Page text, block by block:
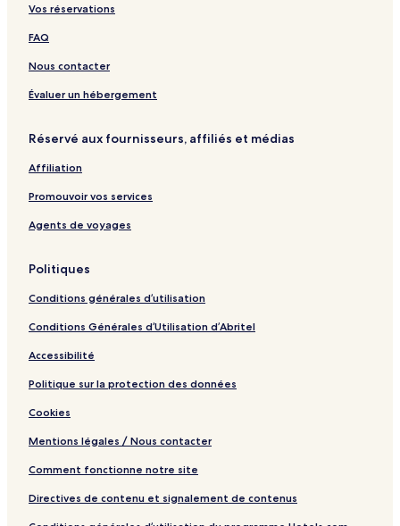
Vos réservations
FAQ
Nous contacter
Évaluer un hébergement
Réservé aux fournisseurs, affiliés et médias
Affiliation
Promouvoir vos services
Agents de voyages
Politiques
Conditions générales d’utilisation
Conditions Générales d’Utilisation d’Abritel
Accessibilité
Politique sur la protection des données
Cookies
Mentions légales / Nous contacter
Comment fonctionne notre site
Directives de contenu et signalement de contenus